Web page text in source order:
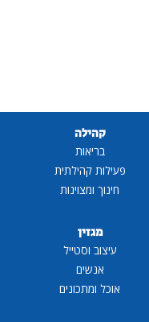
קהילה
בריאות
פעילות קהילתית
חינוך ומצוינות
מגזין
עיצוב וסטייל
אנשים
אוכל ומתכונים